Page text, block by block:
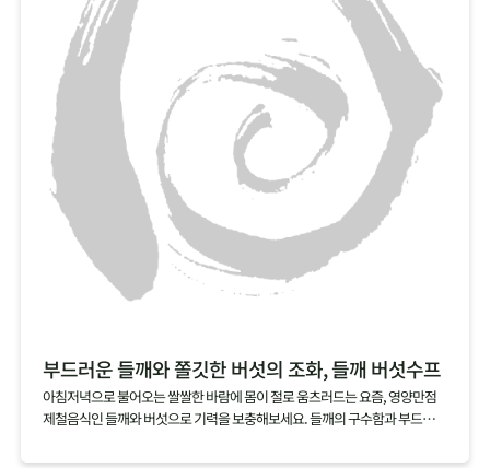
부드러운 들깨와 쫄깃한 버섯의 조화, 들깨 버섯수프
아침저녁으로 불어오는 쌀쌀한 바람에 몸이 절로 움츠러드는 요즘, 영양만점
제철음식인 들깨와 버섯으로 기력을 보충해보세요. 들깨의 구수함과 부드러움
용식이나 브런치 메뉴로도 잘 어울린답니다.